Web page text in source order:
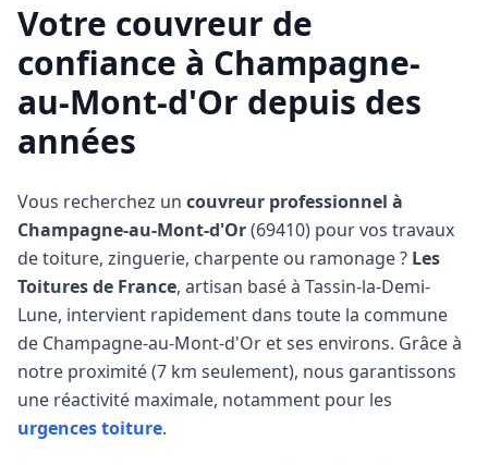
Votre couvreur de
confiance à Champagne-
au-Mont-d'Or depuis des
années
Vous recherchez un couvreur professionnel à
Champagne-au-Mont-d'Or(69410) pour vos travaux
de toiture, zinguerie, charpente ou ramonage ? Les
Toitures de France, artisan basé à Tassin-la-Demi-
Lune, intervient rapidement dans toute la commune
de Champagne-au-Mont-d'Or et ses environs. Grâce à
notre proximité (7 km seulement), nous garantissons
une réactivité maximale, notamment pour les
urgences toiture.